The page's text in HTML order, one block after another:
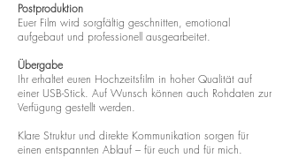
Postproduktion
Euer Film wird sorgfältig geschnitten, emotional
aufgebaut und professionell ausgearbeitet.
Übergabe
Ihr erhaltet euren Hochzeitsfilm in hoher Qualität auf
einer USB-Stick. Auf Wunsch können auch Rohdaten zur
Verfügung gestellt werden.
Klare Struktur und direkte Kommunikation sorgen für
einen entspannten Ablauf – für euch und für mich.